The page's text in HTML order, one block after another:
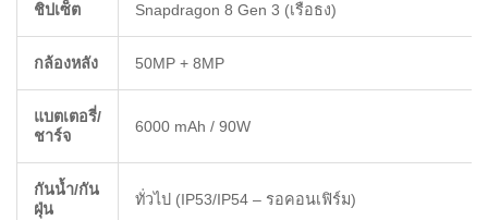
ชิปเซ็ต Snapdragon 8 Gen 3 (เรือธง)
กล้องหลัง 50MP + 8MP
แบตเตอรี่/
ชาร์จ
6000 mAh / 90W
กันน้ำ/กัน
ฝุ่น
ทั่วไป (IP53/IP54 – รอคอนเฟิร์ม)